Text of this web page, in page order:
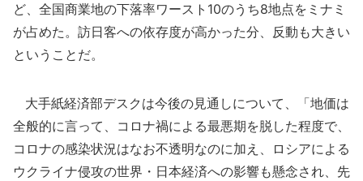
ど、全国商業地の下落率ワースト10のうち8地点をミナミ
が占めた。訪日客への依存度が高かった分、反動も大きい
ということだ。
大手紙経済部デスクは今後の見通しについて、「地価は
全般的に言って、コロナ禍による最悪期を脱した程度で、
コロナの感染状況はなお不透明なのに加え、ロシアによる
ウクライナ侵攻の世界・日本経済への影響も懸念され、先